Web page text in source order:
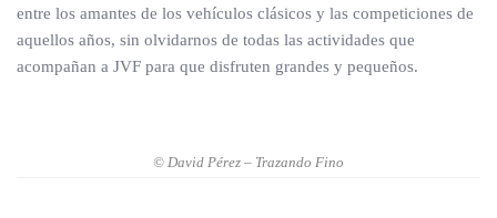
entre los amantes de los vehículos clásicos y las competiciones de
aquellos años, sin olvidarnos de todas las actividades que
acompañan a JVF para que disfruten grandes y pequeños.
© David Pérez – Trazando Fino